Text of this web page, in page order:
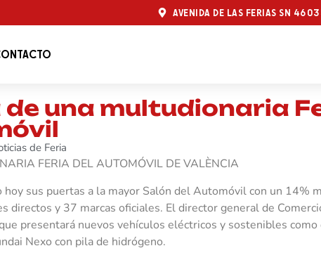
AVENIDA DE LAS FERIAS SN
una multudionaria
de Feria
FERIA DEL AUTOMÓVIL DE VALÈNCIA
hoy sus puertas a la mayor Salón del Automóvil con un 14%
directos y 37 marcas oficiales. El director general de
presentará nuevos vehículos eléctricos y sostenibles como
Nexo con pila de hidrógeno.